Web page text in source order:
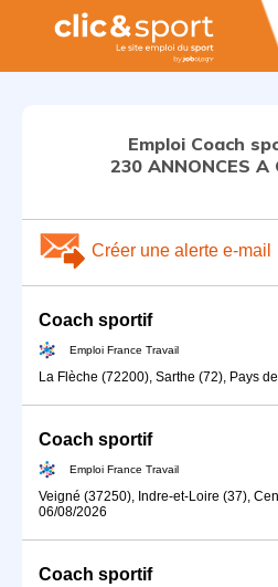
Emploi Coach
230 ANNONCES A
Créer une alerte e-mail
Coach sportif
Emploi France Travail
La Flèche (72200), Sarthe (72), Pays
Coach sportif
Emploi France Travail
Veigné (37250), Indre-et-Loire (37),
06/08/2026
Coach sportif